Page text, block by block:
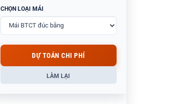
CHỌN LOẠI MÁI
DỰ TOÁN CHI PHÍ
LÀM LẠI